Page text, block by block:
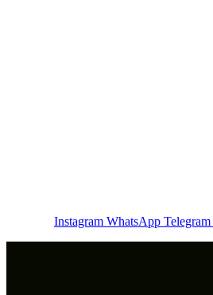
Instagram WhatsApp Telegram